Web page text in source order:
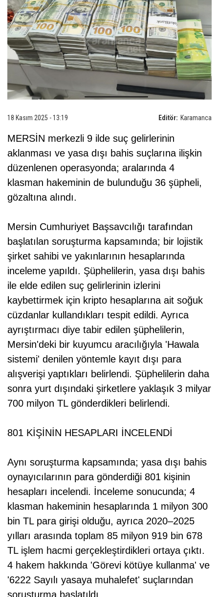
Editör: Karamanca
18 Kasım 2025 - 13:19
MERSİN merkezli 9 ilde suç gelirlerinin
aklanması ve yasa dışı bahis suçlarına ilişkin
düzenlenen operasyonda; aralarında 4
klasman hakeminin de bulunduğu 36 şüpheli,
gözaltına alındı.
Mersin Cumhuriyet Başsavcılığı tarafından
başlatılan soruşturma kapsamında; bir lojistik
şirket sahibi ve yakınlarının hesaplarında
inceleme yapıldı. Şüphelilerin, yasa dışı bahis
ile elde edilen suç gelirlerinin izlerini
kaybettirmek için kripto hesaplarına ait soğuk
cüzdanlar kullandıkları tespit edildi. Ayrıca
ayrıştırmacı diye tabir edilen şüphelilerin,
Mersin'deki bir kuyumcu aracılığıyla 'Hawala
sistemi' denilen yöntemle kayıt dışı para
alışverişi yaptıkları belirlendi. Şüphelilerin daha
sonra yurt dışındaki şirketlere yaklaşık 3 milyar
700 milyon TL gönderdikleri belirlendi.
801 KİŞİNİN HESAPLARI İNCELENDİ
Aynı soruşturma kapsamında; yasa dışı bahis
oynayıcılarının para gönderdiği 801 kişinin
hesapları incelendi. İnceleme sonucunda; 4
klasman hakeminin hesaplarında 1 milyon 300
bin TL para girişi olduğu, ayrıca 2020–2025
yılları arasında toplam 85 milyon 919 bin 678
TL işlem hacmi gerçekleştirdikleri ortaya çıktı.
4 hakem hakkında 'Görevi kötüye kullanma' ve
'6222 Sayılı yasaya muhalefet' suçlarından
soruşturma başlatıldı.